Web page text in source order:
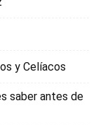
y Celíacos
saber antes de